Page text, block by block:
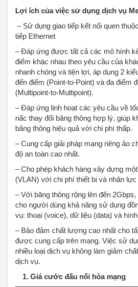
Lợi ích của việc sử dụng dịch vụ
– Sử dụng giao tiếp kết nối quen
tiếp Ethernet
– Đáp ứng được tất cả các mô hình
điểm khác nhau theo yêu cầu của
nhanh chóng và tiện lợi, áp dụng 2
đến điểm (Point-to-Point) và đa điểm
(Multipoint-to-Multipoint).
– Đáp ứng linh hoạt các yêu cầu về
nấc thay đổi băng thông hợp lý, giúp
băng thông hiệu quả với chi phí thấp.
– Cung cấp giải pháp mạng riêng ảo
độ an toàn cao nhất.
– Cho phép khách hàng xây dựng
(VLAN) với chi phí thiết bị và nhân lực
– Với băng thông rộng lên đến
cho người dùng khả năng sử dụng
vụ: thoại (voice), dữ liệu (data) và
– Bảo đảm chất lượng cao nhất cho
được cung cấp trên mạng. Việc sử
nhiều loại dịch vụ không làm giảm
dịch vụ.
1. Giá cước đấu nối hòa mạng